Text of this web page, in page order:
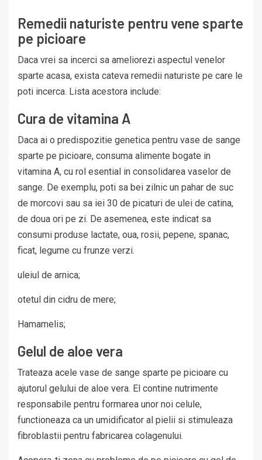
Remedii naturiste pentru vene sparte
pe picioare
Daca vrei sa incerci sa ameliorezi aspectul venelor
sparte acasa, exista cateva remedii naturiste pe care le
poti incerca. Lista acestora include:
Cura de vitamina A
Daca ai o predispozitie genetica pentru vase de sange
sparte pe picioare, consuma alimente bogate in
vitamina A, cu rol esential in consolidarea vaselor de
sange. De exemplu, poti sa bei zilnic un pahar de suc
de morcovi sau sa iei 30 de picaturi de ulei de catina,
de doua ori pe zi. De asemenea, este indicat sa
consumi produse lactate, oua, rosii, pepene, spanac,
ficat, legume cu frunze verzi.
uleiul de arnica;
otetul din cidru de mere;
Hamamelis;
Gelul de aloe vera
Trateaza acele vase de sange sparte pe picioare cu
ajutorul gelului de aloe vera. El contine nutrimente
responsabile pentru formarea unor noi celule,
functioneaza ca un umidificator al pielii si stimuleaza
fibroblastii pentru fabricarea colagenului.